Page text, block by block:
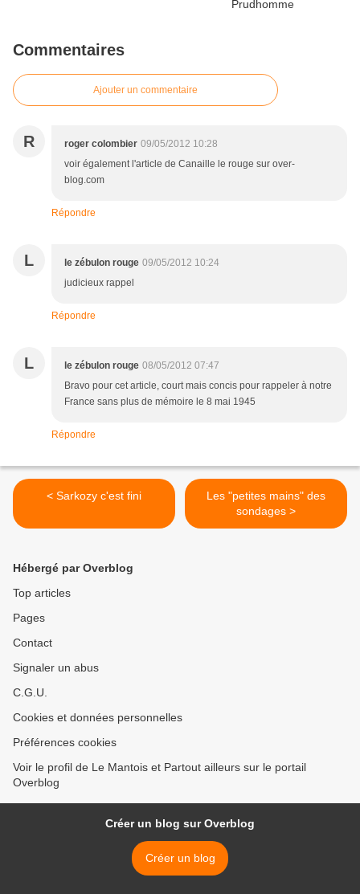
Commentaires
Ajouter un commentaire
R roger colombier 09/05/2012 10:28
voir également l'article de Canaille le rouge sur over-
blog.com
Répondre
L le zébulon rouge 09/05/2012 10:24
judicieux rappel
Répondre
L le zébulon rouge 08/05/2012 07:47
Bravo pour cet article, court mais concis pour rappeler à notre
France sans plus de mémoire le 8 mai 1945
Répondre
< Sarkozy c'est fini
Les "petites mains" des
sondages >
Hébergé par Overblog
Top articles
Pages
Contact
Signaler un abus
C.G.U.
Cookies et données personnelles
Préférences cookies
Voir le profil de Le Mantois et Partout ailleurs sur le portail
Overblog
Créer un blog sur Overblog
Créer un blog